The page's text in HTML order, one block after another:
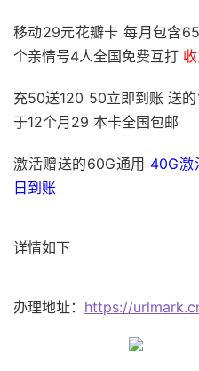
移动29元花瓣卡 每月包含
个亲情号4人全国免费互打
充50送120 50立即到账 送
于12个月29 本卡全国包邮
激活赠送的60G通用 40G激
日到账
详情如下
办理地址： https://